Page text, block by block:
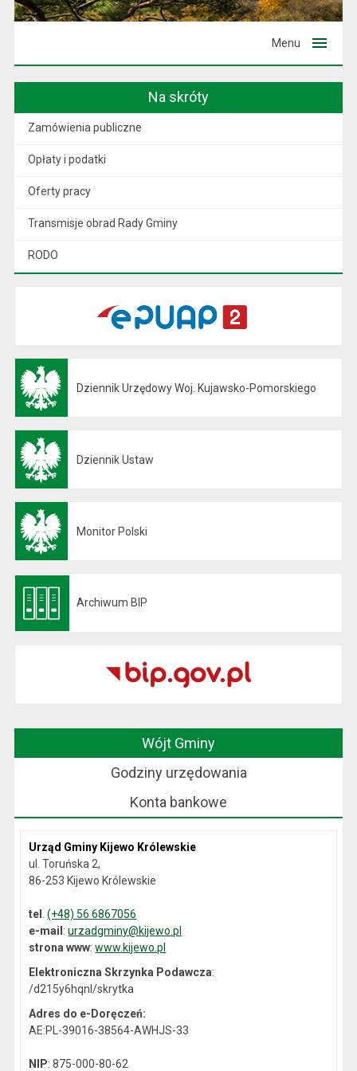
Menu
Na skróty
Zamówienia publiczne
Opłaty i podatki
Oferty pracy
Transmisje obrad Rady Gminy
RODO
Dziennik Urzędowy Woj. Kujawsko-Pomorskiego
Dziennik Ustaw
Monitor Polski
Archiwum BIP
Wójt Gminy
Godziny urzędowania
Konta bankowe
Urząd Gminy Kijewo Królewskie
ul. Toruńska 2,
86-253 Kijewo Królewskie
tel .(+48) 56 6867056
e-mail :urzadgminy@kijewo.pl
strona www:www.kijewo.pl
Elektroniczna Skrzynka Podawcza:
/d215y6hqnl/skrytka
Adres do e-Doręczeń:
AE:PL-39016-38564-AWHJS-33
NIP: 875-000-80-62